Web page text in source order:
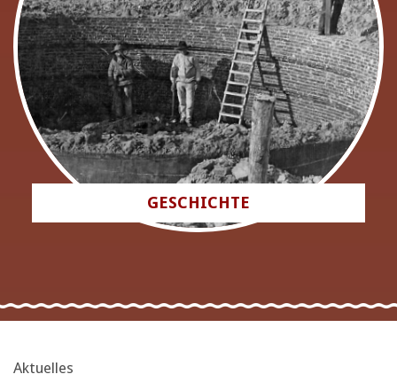
GESCHICHTE
Aktuelles